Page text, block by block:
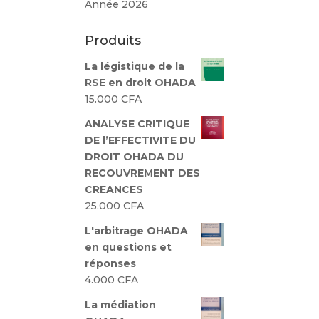
Année 2026
Produits
La légistique de la
RSE en droit OHADA
15.000CFA
ANALYSE CRITIQUE
DE l’EFFECTIVITE DU
DROIT OHADA DU
RECOUVREMENT DES
CREANCES
25.000CFA
L'arbitrage OHADA
en questions et
réponses
4.000CFA
La médiation